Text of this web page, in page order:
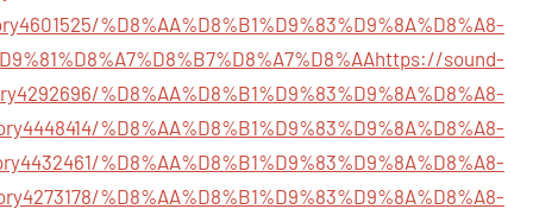
%D8%AA%D8%B1%D9%83%D9%8A%D8%A8-
https://sound-
%D8%AA%D8%B1%D9%83%D9%8A%D8%A8-
%D8%AA%D8%B1%D9%83%D9%8A%D8%A8-
%D8%AA%D8%B1%D9%83%D9%8A%D8%A8-
%D8%AA%D8%B1%D9%83%D9%8A%D8%A8-